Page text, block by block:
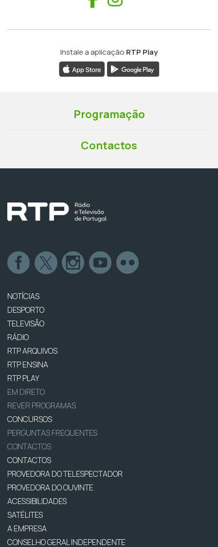
Instale a aplicação RTP Play
Programação
Contactos
NOTÍCIAS
DESPORTO
TELEVISÃO
RÁDIO
RTP ARQUIVOS
RTP ENSINA
RTP PLAY
EM DIRETO
REVER PROGRAMAS
CONCURSOS
PERGUNTAS FREQUENTES
CONTACTOS
CONTACTOS
PROVEDORA DO TELESPECTADOR
PROVEDORA DO OUVINTE
ACESSIBILIDADES
SATÉLITES
A EMPRESA
CONSELHO GERAL INDEPENDENTE